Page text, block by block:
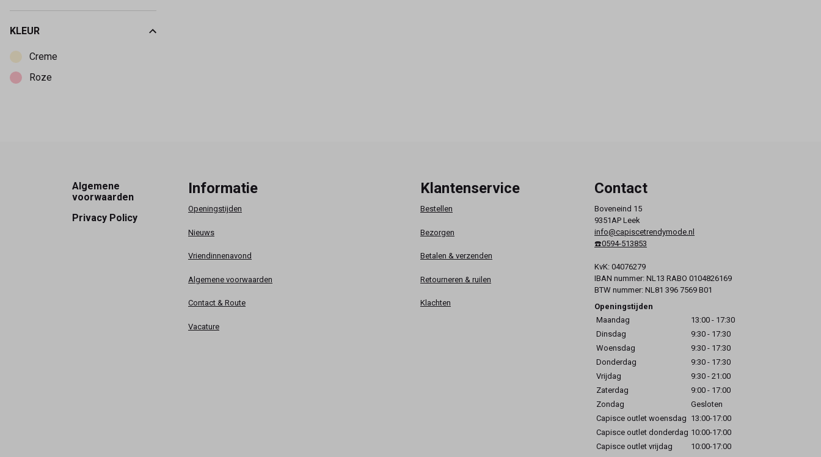
KLEUR
Creme
Roze
Footer
Algemene
voorwaarden
Privacy Policy
Informatie
Openingstijden
Nieuws
Vriendinnenavond
Algemene voorwaarden
Contact & Route
Vacature
Klantenservice
Bestellen
Bezorgen
Betalen & verzenden
Retourneren & ruilen
Klachten
Contact
Boveneind 15
9351AP Leek
info@capiscetrendymode.nl
☎️0594-513853
KvK: 04076279
IBAN nummer: NL13 RABO 0104826169
BTW nummer: NL81 396 7569 B01
Openingstijden
Maandag
13:00 - 17:30
Dinsdag
9:30 - 17:30
Woensdag
9:30 - 17:30
Donderdag
9:30 - 17:30
Vrijdag
9:30 - 21:00
Zaterdag
9:00 - 17:00
Zondag
Gesloten
Capisce outlet woensdag 13:00-17:00
Capisce outlet donderdag 10:00-17:00
Capisce outlet vrijdag
10:00-17:00